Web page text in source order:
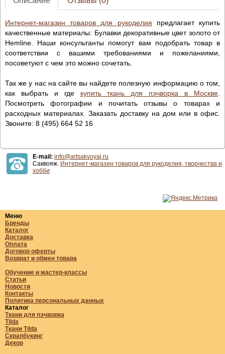
Интернет-магазин товаров для рукоделия предлагает купить
качественные материалы: Булавки декоративные цвет золото от
Hemline. Наши консультанты помогут вам подобрать товар в
соответствии с вашими требованиями и пожеланиями,
посоветуют с чем это можно сочетать.
Так же у нас на сайте вы найдете полезную информацию о том,
как выбрать и где купить ткань для пэчворка в Москве
Посмотреть фотографии и почитать отзывы о товарах и
расходных материалах. Заказать доставку на дом или в офис.
Звоните: 8 (495) 664 52 16
E-mail: info@artsakvoyaj.ru
Саквояж. Интернет-магазин товаров для рукоделия, творчества и
хобби
Меню
Бренды
Каталог
Доставка
Оплата
Договор оферты
Возврат и обмен товара
Обучение и мастер-классы
Статьи
Новости
Контакты
Политика персональных данных
Каталог
Ткани для пэчворка
Tilda
Ткани Tilda
Скрапбукинг
Декор